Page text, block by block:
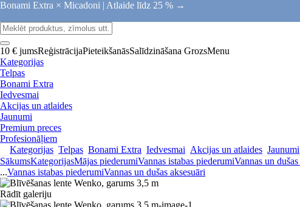
Bonami Extra × Micadoni | Atlaide līdz 25 % →
10 € jumsReģistrācijaPieteikšanāsSalīdzināšana GrozsMenu
Kategorijas
Telpas
Bonami Extra
Iedvesmai
Akcijas un atlaides
Jaunumi
Premium preces
Profesionāļiem
Kategorijas Telpas Bonami Extra Iedvesmai Akcijas un atlaides Jaunumi
SākumsKategorijasMājas piederumiVannas istabas piederumiVannas un
...Vannas istabas piederumiVannas un dušas aksesuāri
Rādīt galeriju